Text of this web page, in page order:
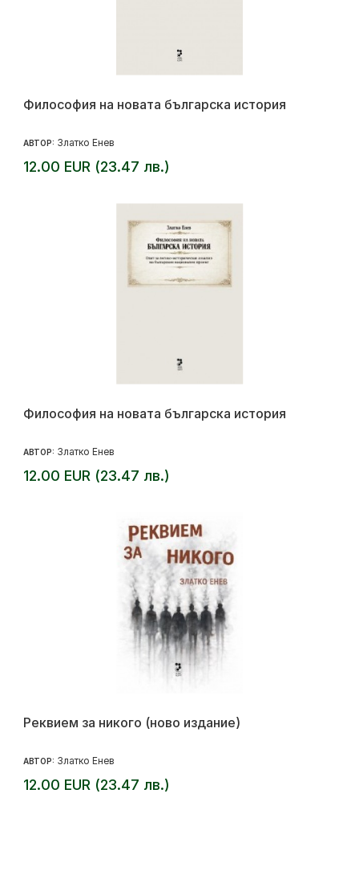
Философия на новата българска история
АВТОР: Златко Енев
12.00 EUR (23.47 лв.)
Философия на новата българска история
АВТОР: Златко Енев
12.00 EUR (23.47 лв.)
Реквием за никого (ново издание)
АВТОР: Златко Енев
12.00 EUR (23.47 лв.)